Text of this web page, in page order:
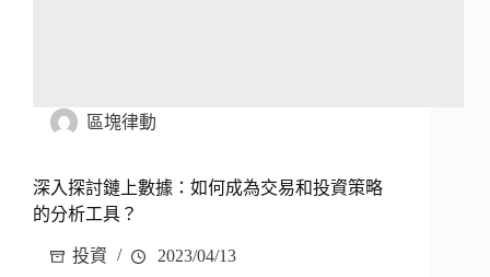
區塊律動
深入探討鏈上數據：如何成為交易和投資策略
的分析工具？
投資 2023/04/13